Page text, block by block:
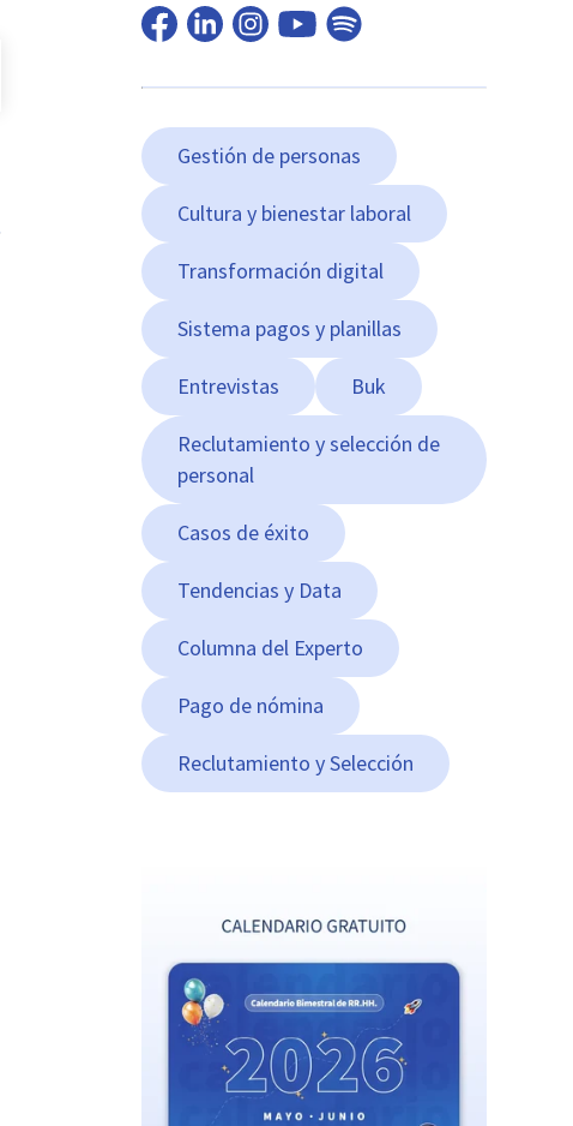
Gestión de personas
Cultura y bienestar laboral
Transformación digital
Sistema pagos y planillas
Entrevistas Buk
Reclutamiento y selección de
personal
Casos de éxito
Tendencias y Data
Columna del Experto
Pago de nómina
Reclutamiento y Selección